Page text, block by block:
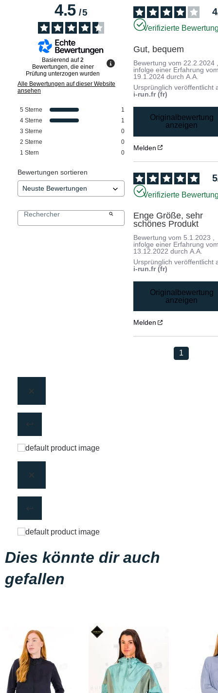
4.5/5
Basierend auf2
Bewertungen, die einer
Prüfung unterzogen wurden
Alle Bewertungen auf dieser Website
ansehen
5 Sterne
1
4 Sterne
1
3 Sterne
0
2 Sterne
0
1 Stern 0
Bewertungen sortieren
4
Verifizierte
Gut, bequem
Bewertung vom 22.2.2024
infolge einer Erfahrung
19.1.2024 durchA.A.
Ursprünglich veröffentlicht
i-run.fr (fr)
Originalbewertung
anzeigen
Melden
5
Verifizierte
Enge Größe, sehr
schönes Produkt
Bewertung vom 5.1.2023
infolge einer Erfahrung
13.12.2022 durchA.A.
Ursprünglich veröffentlicht
i-run.fr (fr)
Originalbewertung
anzeigen
Melden
1
Dies könnte dir auch
gefallen